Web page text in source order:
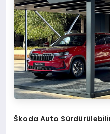
Škoda Auto